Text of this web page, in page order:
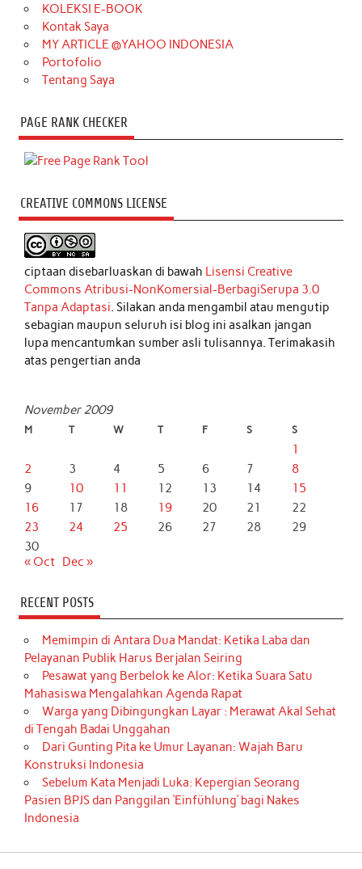
KOLEKSI E-BOOK
Kontak Saya
MY ARTICLE @YAHOO INDONESIA
Portofolio
Tentang Saya
PAGE RANK CHECKER
CREATIVE COMMONS LICENSE
ciptaan disebarluaskan di bawah Lisensi Creative
Commons Atribusi-NonKomersial-BerbagiSerupa 3.0
Tanpa Adaptasi. Silakan anda mengambil atau mengutip
sebagian maupun seluruh isi blog ini asalkan jangan
lupa mencantumkan sumber asli tulisannya. Terimakasih
atas pengertian anda
November 2009
M T W T F S S
1
2
3 4 5 6 7
8
9
10 11 12 13 14
15
16
17 18 19 20 21
22
23
24 25 26 27 28
29
30
« Oct
Dec »
RECENT POSTS
Memimpin di Antara Dua Mandat: Ketika Laba dan
Pelayanan Publik Harus Berjalan Seiring
Pesawat yang Berbelok ke Alor: Ketika Suara Satu
Mahasiswa Mengalahkan Agenda Rapat
Warga yang Dibingungkan Layar : Merawat Akal Sehat
di Tengah Badai Unggahan
Dari Gunting Pita ke Umur Layanan: Wajah Baru
Konstruksi Indonesia
Sebelum Kata Menjadi Luka: Kepergian Seorang
Pasien BPJS dan Panggilan ‘Einfühlung’ bagi Nakes
Indonesia